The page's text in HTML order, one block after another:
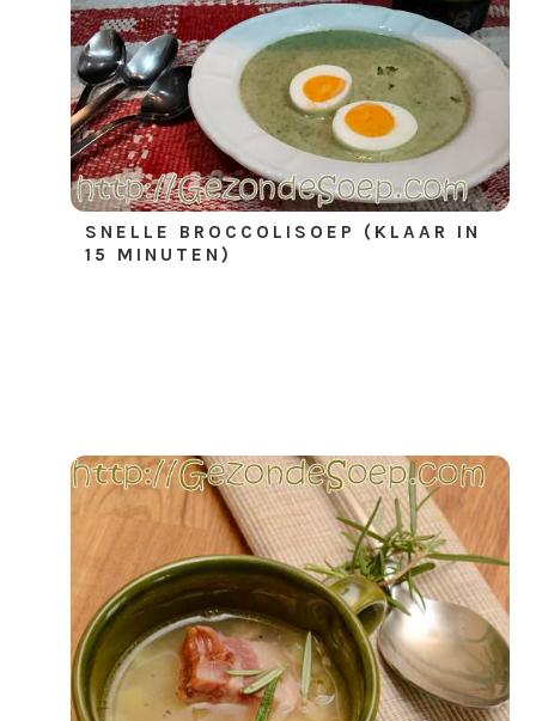
SNELLE BROCCOLISOEP (KLAAR IN
15 MINUTEN)